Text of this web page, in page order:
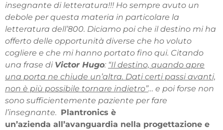
insegnante di letteratura!!! Ho sempre avuto un
debole per questa materia in particolare la
letteratura dell’800. Diciamo poi che il destino mi ha
offerto delle opportunità diverse che ho voluto
cogliere e che mi hanno portato fino qui. Citando
una frase di Victor Hugo: “Il destino, quando apre
una porta ne chiude un’altra. Dati certi passi avanti,
non è più possibile tornare indietro”… e poi forse non
sono sufficientemente paziente per fare
l’insegnante. Plantronics è
un’azienda all’avanguardia nella progettazione e